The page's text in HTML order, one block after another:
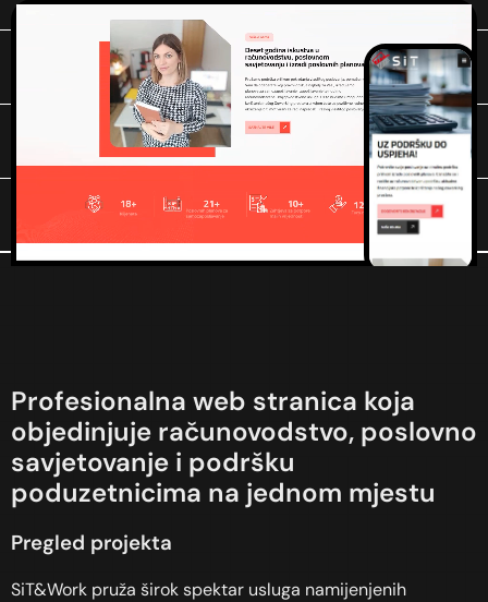
Profesionalna web stranica koja
objedinjuje računovodstvo, poslovno
savjetovanje i podršku
poduzetnicima na jednom mjestu
Pregled projekta
SiT&Work pruža širok spektar usluga namijenjenih